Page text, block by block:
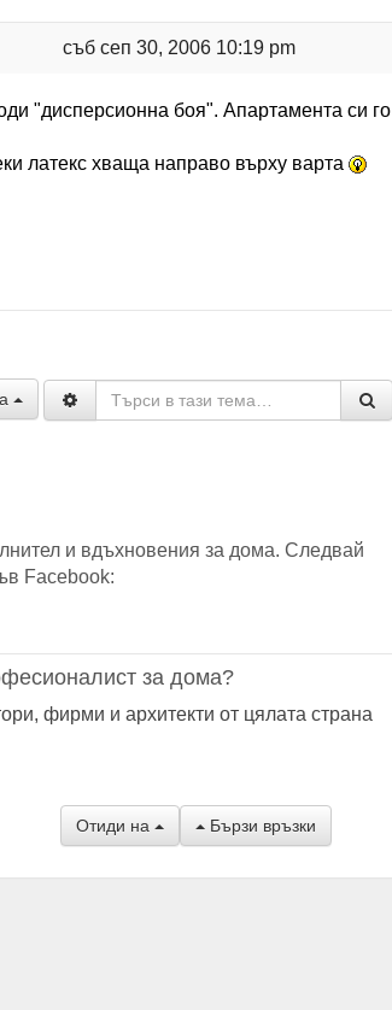
съб сеп 30, 2006 10:19 pm
"дисперсионна боя". Апартамента си го
латекс хваща направо върху варта
и вдъхновения за дома. Следвай
Facebook:
за дома?
фирми и архитекти от цялата страна
Отиди на Бързи връзки